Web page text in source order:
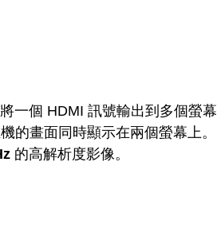
一個 HDMI 訊號輸出到多個螢幕
的畫面同時顯示在兩個螢幕上。
的高解析度影像。